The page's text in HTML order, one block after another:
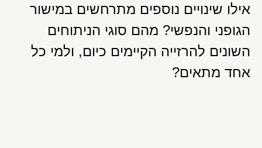
אילו שינויים נוספים מתרחשים במישור
הגופני והנפשי? מהם סוגי הניתוחים
השונים להרזייה הקיימים כיום, ולמי כל
אחד מתאים?